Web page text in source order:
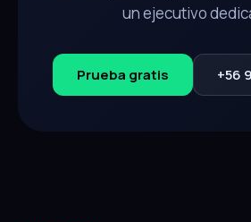
un ejecutivo
Prueba gratis +56